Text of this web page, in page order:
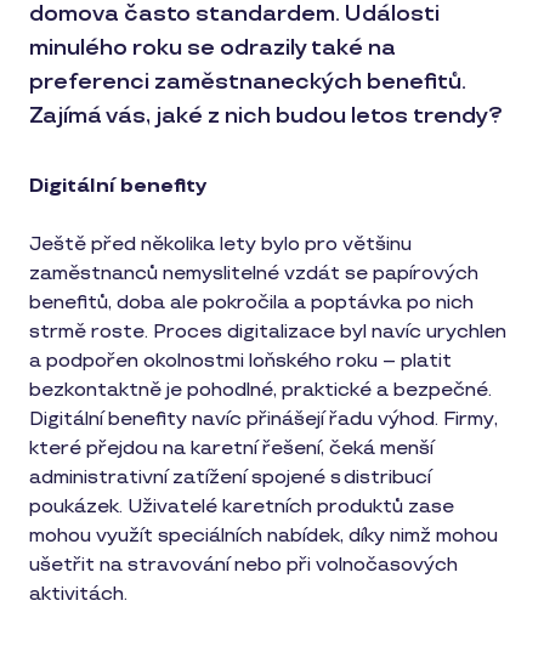
domova často standardem. Události
minulého roku se odrazily také na
preferenci zaměstnaneckých benefitů.
Zajímá vás, jaké z nich budou letos trendy?
Digitální benefity
Ještě před několika lety bylo pro většinu
zaměstnanců nemyslitelné vzdát se papírových
benefitů, doba ale pokročila a poptávka po nich
strmě roste. Proces digitalizace byl navíc urychlen
a podpořen okolnostmi loňského roku – platit
bezkontaktně je pohodlné, praktické a bezpečné.
Digitální benefity navíc přinášejí řadu výhod. Firmy,
které přejdou na karetní řešení, čeká menší
administrativní zatížení spojené s distribucí
poukázek. Uživatelé karetních produktů zase
mohou využít speciálních nabídek, díky nimž mohou
ušetřit na stravování nebo při volnočasových
aktivitách.